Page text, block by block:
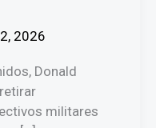
2026
Donald
militares